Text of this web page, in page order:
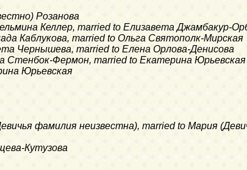
Розанова
Келлер, married to Елизавета Джамбакур-
Каблукова, married to Ольга Святополк-Мирская
Чернышева, married to Елена Орлова-Денисова
Стенбок-Фермон, married to Екатерина Юрьевская
Юрьевская
фамилия неизвестна), married to Мария
Кутузова